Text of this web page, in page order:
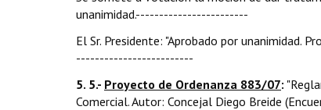
unanimidad.------------------------
El Sr. Presidente: "Aprobado por
-------------------------
5. 5.- Proyecto de Ordenanza 883/07:
Comercial. Autor: Concejal Diego Breide